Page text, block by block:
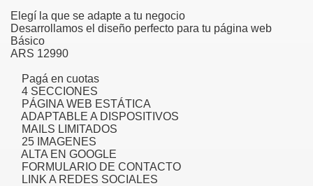
Elegí la que se adapte a tu negocio
Desarrollamos el diseño perfecto para tu página web
Básico
ARS 12990
Pagá en cuotas
4 SECCIONES
PÁGINA WEB ESTÁTICA
ADAPTABLE A DISPOSITIVOS
MAILS LIMITADOS
25 IMAGENES
ALTA EN GOOGLE
FORMULARIO DE CONTACTO
LINK A REDES SOCIALES